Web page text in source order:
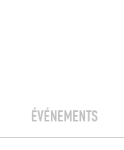
ÉVÉNEMENTS